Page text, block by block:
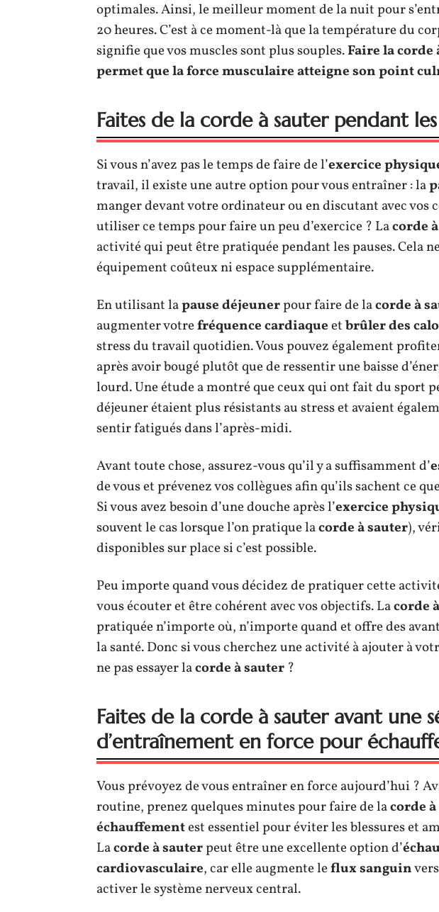
optimales. Ainsi, le meilleur moment de la nuit pour
20 heures. C’est à ce moment-là que la température du
signifie que vos muscles sont plus souples.Faire la corde
permet que la force musculaire atteigne son point
Faites de la corde à sauter pendant
Si vous n’avez pas le temps de faire de l’exercice
travail, il existe une autre option pour vous entraîner : la
manger devant votre ordinateur ou en discutant avec vos
utiliser ce temps pour faire un peu d’exercice ? Lacorde
activité qui peut être pratiquée pendant les pauses. Cela
équipement coûteux ni espace supplémentaire.
En utilisant lapause déjeunerpour faire de lacorde à
augmenter votrefréquence cardiaqueetbrûler des
stress du travail quotidien. Vous pouvez également
après avoir bougé plutôt que de ressentir une baisse
lourd. Une étude a montré que ceux qui ont fait du sport
déjeuner étaient plus résistants au stress et avaient
sentir fatigués dans l’après-midi.
Avant toute chose, assurez-vous qu’il y a suffisamment d’
de vous et prévenez vos collègues afin qu’ils sachent ce
Si vous avez besoin d’une douche après l’exercice
souvent le cas lorsque l’on pratique lacorde à sauter),
disponibles sur place si c’est possible.
Peu importe quand vous décidez de pratiquer cette
vous écouter et être cohérent avec vos objectifs. Lacorde
pratiquée n’importe où, n’importe quand et offre des
la santé. Donc si vous cherchez une activité à ajouter à
ne pas essayer lacorde à sauter ?
Faites de la corde à sauter avant une
d’entraînement en force pour
Vous prévoyez de vous entraîner en force aujourd’hui ?
routine, prenez quelques minutes pour faire de lacorde
échauffementest essentiel pour éviter les blessures et
Lacorde à sauterpeut être une excellente option d’
cardiovasculaire, car elle augmente leflux sanguin
activer le système nerveux central.